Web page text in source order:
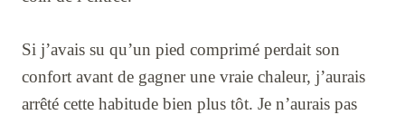
Si j’avais su qu’un pied comprimé perdait son
confort avant de gagner une vraie chaleur, j’aurais
arrêté cette habitude bien plus tôt. Je n’aurais pas